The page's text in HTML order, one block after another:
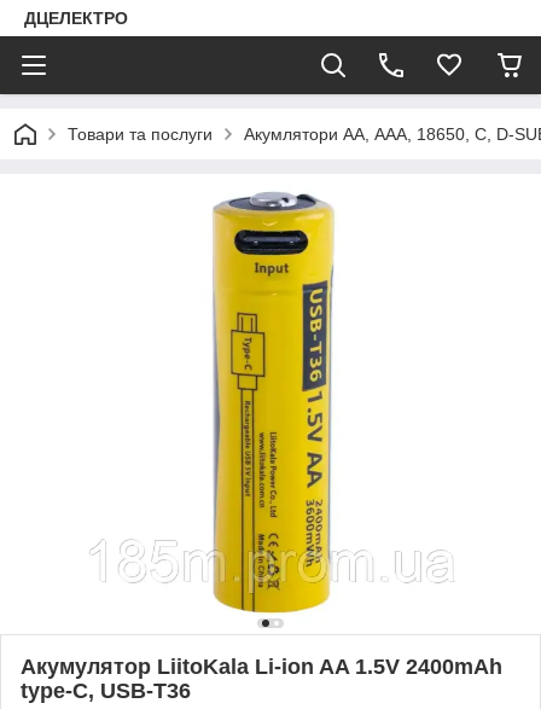
ДЦЕЛЕКТРО
Товари та послуги Акумлятори АА, ААА, 18650, C, D-
Акумулятор LiitoKala Li-ion AA 1.5V 2400mAh
type-C, USB-T36